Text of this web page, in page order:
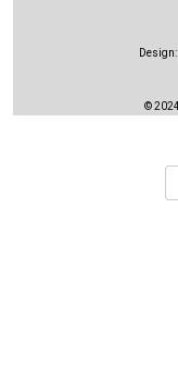
Design: